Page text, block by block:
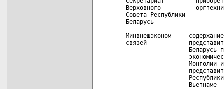
Верховного
Совета Республики
Беларусь
Минвнешэконом-
связей
Беларусь
Монголии
                  Вьетнаме